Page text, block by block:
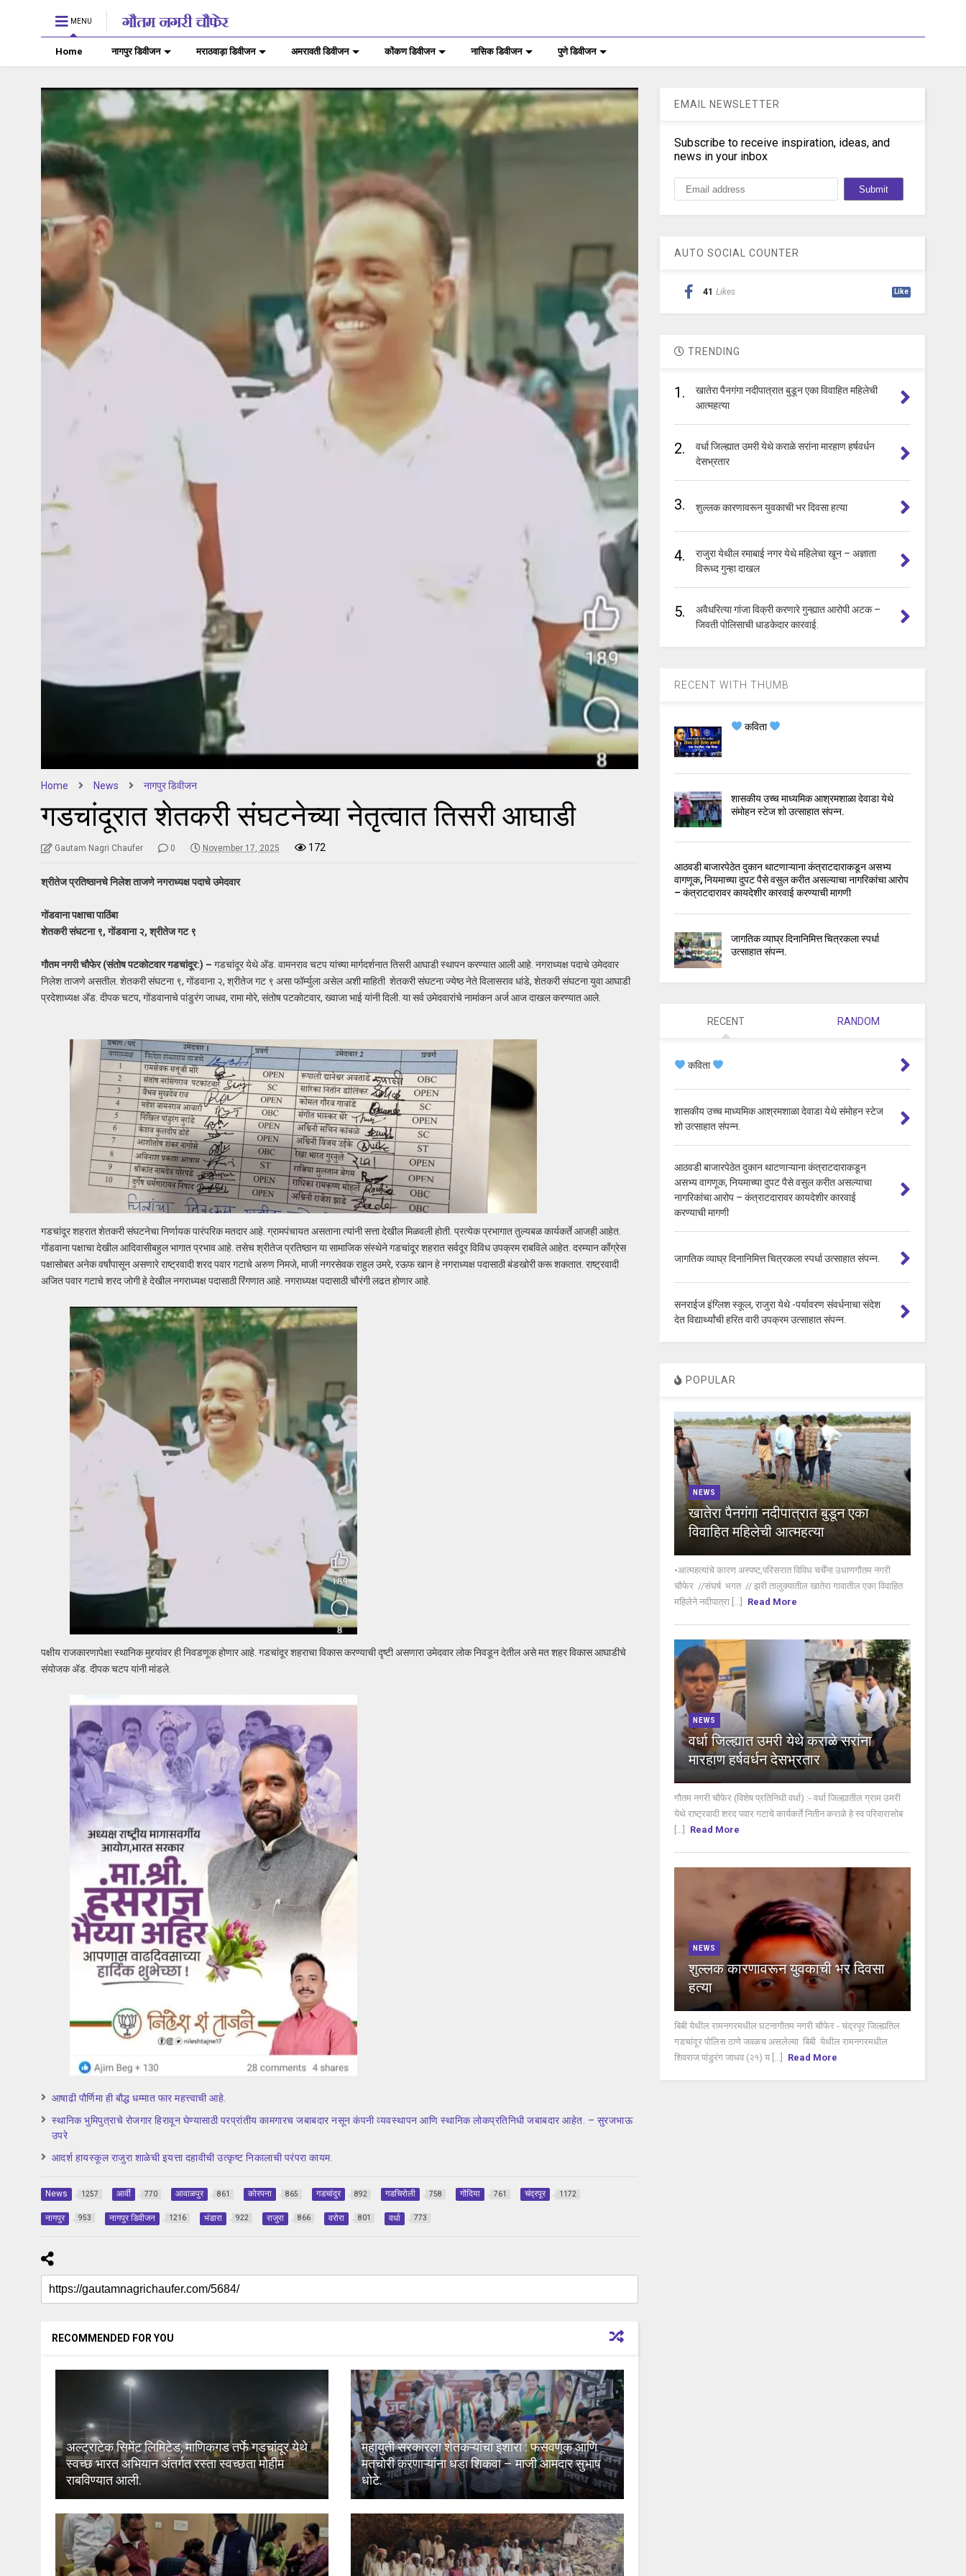
MENU
Home नागपुर डिवीजन मराठवाड़ा डिवीजन अमरावती डिवीजन कोंकण डिवीजन नासिक डिवीजन पुणे डिवीजन
Home News नागपुर डिवीजन
गडचांदूरात शेतकरी संघटनेच्या नेतृत्वात तिसरी आघाडी
Gautam Nagri Chaufer 0 November 17, 2025 172
श्रीतेज प्रतिष्ठानचे निलेश ताजणे नगराध्यक्ष पदाचे उमेदवार
गोंडवाना पक्षाचा पाठिंबा
शेतकरी संघटना ९, गोंडवाना २, श्रीतेज गट ९
गौतम नगरी चौफेर (संतोष पटकोटवार गडचांदूर:) – गडचांदूर येथे ॲड. वामनराव चटप यांच्या मार्गदर्शनात तिसरी आघाडी स्थापन करण्यात आली आहे. नगराध्यक्ष पदाचे उमेदवार
निलेश ताजणे असतील. शेतकरी संघटना ९, गोंडवाना २, श्रीतेज गट ९ असा फॉर्म्युला असेल अशी माहिती शेतकरी संघटना ज्येष्ठ नेते विलासराव धांडे, शेतकरी संघटना युवा आघाडी
प्रदेशाध्यक्ष ॲड. दीपक चटप, गोंडवानाचे पांडुरंग जाधव, रामा मोरे, संतोष पटकोटवार, ख्वाजा भाई यांनी दिली. या सर्व उमेदवारांचे नामांकन अर्ज आज दाखल करण्यात आले.
गडचांदूर शहरात शेतकरी संघटनेचा निर्णायक पारंपरिक मतदार आहे. ग्रामपंचायत असताना त्यांनी सत्ता देखील मिळवली होती. प्रत्येक प्रभागात तुल्यबळ कार्यकर्ते आजही आहेत.
गोंडवाना पक्षाचा देखील आदिवासीबहुल भागात प्रभाव आहे. तसेच श्रीतेज प्रतिष्ठान या सामाजिक संस्थेने गडचांदूर शहरात सर्वदूर विविध उपक्रम राबविले आहेत. दरम्यान काँग्रेस
पक्षासोबत अनेक वर्षांपासून असणारे राष्ट्रवादी शरद पवार गटाचे अरुण निमजे, माजी नगरसेवक राहुल उमरे, रऊफ खान हे नगराध्यक्ष पदासाठी बंडखोरी करू शकतात. राष्ट्रवादी
अजित पवार गटाचे शरद जोगी हे देखील नगराध्यक्ष पदासाठी रिंगणात आहे. नगराध्यक्ष पदासाठी चौरंगी लढत होणार आहे.
पक्षीय राजकारणापेक्षा स्थानिक मुद्द्यांवर ही निवडणूक होणार आहे. गडचांदूर शहराचा विकास करण्याची दृष्टी असणारा उमेदवार लोक निवडून देतील असे मत शहर विकास आघाडीचे
संयोजक ॲड. दीपक चटप यांनी मांडले.
आषाढी पौर्णिमा ही बौद्ध धम्मात फार महत्त्वाची आहे.
स्थानिक भुमिपुत्राचे रोजगार हिरावून घेण्यासाठी परप्रांतीय कामगारच जबाबदार नसून कंपनी व्यवस्थापन आणि स्थानिक लोकप्रतिनिधी जबाबदार आहेत. – सुरजभाऊ
उपरे
आदर्श हायस्कूल राजुरा शाळेची इयत्ता दहावीची उत्कृष्ट निकालाची परंपरा कायम.
News 1257 आर्वी 770 आवाळपुर 861 कोरपना 865 गडचांदुर 892 गडचिरोली 758 गोंदिया 761 चंद्रपूर 1172
नागपुर 953 नागपुर डिवीजन 1216 भंडारा 922 राजुरा 866 वरोरा 801 वर्धा 773
RECOMMENDED FOR YOU
अल्ट्राटेक सिमेंट लिमिटेड, माणिकगड तर्फे गडचांदूर येथे
स्वच्छ भारत अभियान अंतर्गत रस्ता स्वच्छता मोहीम
राबविण्यात आली.
महायुती सरकारला शेतकऱ्यांचा इशारा : फसवणूक आणि
मतचोरी करणाऱ्यांना धडा शिकवा – माजी आमदार सुभाष
धोटे.
EMAIL NEWSLETTER
Subscribe to receive inspiration, ideas, and
news in your inbox
AUTO SOCIAL COUNTER
41 Likes Like
TRENDING
1.
खातेरा पैनगंगा नदीपात्रात बुडून एका विवाहित महिलेची
आत्महत्या
2.
वर्धा जिल्ह्यात उमरी येथे कराळे सरांना मारहाण हर्षवर्धन
देसभ्रतार
3. शुल्लक कारणावरून युवकाची भर दिवसा हत्या
4.
राजुरा येथील रमाबाई नगर येथे महिलेचा खून – अज्ञाता
विरूध्द गुन्हा दाखल
5.
अवैधरित्या गांजा विक्री करणारे गुन्ह्यात आरोपी अटक –
जिवती पोलिसाची धाडकेदार कारवाई.
RECENT WITH THUMB
कविता
शासकीय उच्च माध्यमिक आश्रमशाळा देवाडा येथे
संमोहन स्टेज शो उत्साहात संपन्न.
आठवडी बाजारपेठेत दुकान थाटणाऱ्याना कंत्राटदाराकडून असभ्य
वागणूक, नियमाच्या दुपट पैसे वसुल करीत असल्याचा नागरिकांचा आरोप
– कंत्राटदारावर कायदेशीर कारवाई करण्याची मागणी
जागतिक व्याघ्र दिनानिमित्त चित्रकला स्पर्धा
उत्साहात संपन्न.
RECENT RANDOM
कविता
शासकीय उच्च माध्यमिक आश्रमशाळा देवाडा येथे संमोहन स्टेज
शो उत्साहात संपन्न.
आठवडी बाजारपेठेत दुकान थाटणाऱ्याना कंत्राटदाराकडून
असभ्य वागणूक, नियमाच्या दुपट पैसे वसुल करीत असल्याचा
नागरिकांचा आरोप – कंत्राटदारावर कायदेशीर कारवाई
करण्याची मागणी
जागतिक व्याघ्र दिनानिमित्त चित्रकला स्पर्धा उत्साहात संपन्न.
सनराईज इंग्लिश स्कूल, राजुरा येथे -पर्यावरण संवर्धनाचा संदेश
देत विद्यार्थ्यांची हरित वारी उपक्रम उत्साहात संपन्न.
POPULAR
NEWS
खातेरा पैनगंगा नदीपात्रात बुडून एका
विवाहित महिलेची आत्महत्या
•आत्महत्यांचे कारण अस्पष्ट,परिसरात विविध चर्चेंना उधाणगौतम नगरी
चौफेर //संघर्ष भगत // झरी तालुक्यातील खातेरा गावातील एका विवाहित
महिलेने नदीपात्रा [...]
Read More
NEWS
वर्धा जिल्ह्यात उमरी येथे कराळे सरांना
मारहाण हर्षवर्धन देसभ्रतार
गौतम नगरी चौफेर (विशेष प्रतिनिधी वर्धा) :- वर्धा जिल्ह्यातील ग्राम उमरी
येथे राष्ट्रवादी शरद पवार गटाचे कार्यकर्ते नितीन कराळे हे स्व परिवारासोब
Read More
NEWS
शुल्लक कारणावरून युवकाची भर दिवसा
हत्या
बिबी येथील रामनगरमधील घटनागौतम नगरी चौफेर - चंद्रपूर जिल्ह्यतिल
गडचांदूर पोलिस ठाणे जवळच असलेल्या बिबी येथील रामनगरमधील
शिवराज पांडुरंग जाधव (२१) य [...]
Read More